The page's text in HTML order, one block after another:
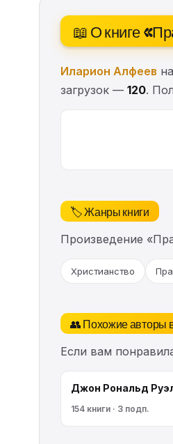
📖 О книге
Иларион Алфеев
загрузок — 120.
🏷️ Жанры книги
Произведение
Христианство
👥 Похожие авторы
Если вам
Джон Рональд
154 книги · 3 подп.